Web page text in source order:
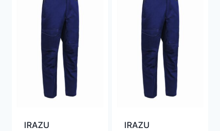
IRAZU
IRAZU